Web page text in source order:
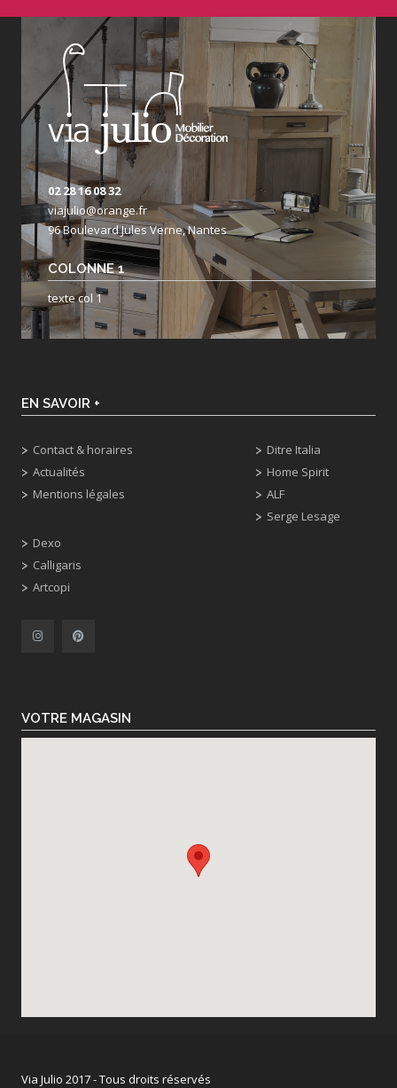
02 28 16 08 32
viajulio@orange.fr
96 Boulevard Jules Verne, Nantes
COLONNE 1
texte col 1
EN SAVOIR +
Contact & horaires
Actualités
Mentions légales
Dexo
Calligaris
Artcopi
Ditre Italia
Home Spirit
ALF
Serge Lesage
VOTRE MAGASIN
Via Julio 2017 - Tous droits réservés